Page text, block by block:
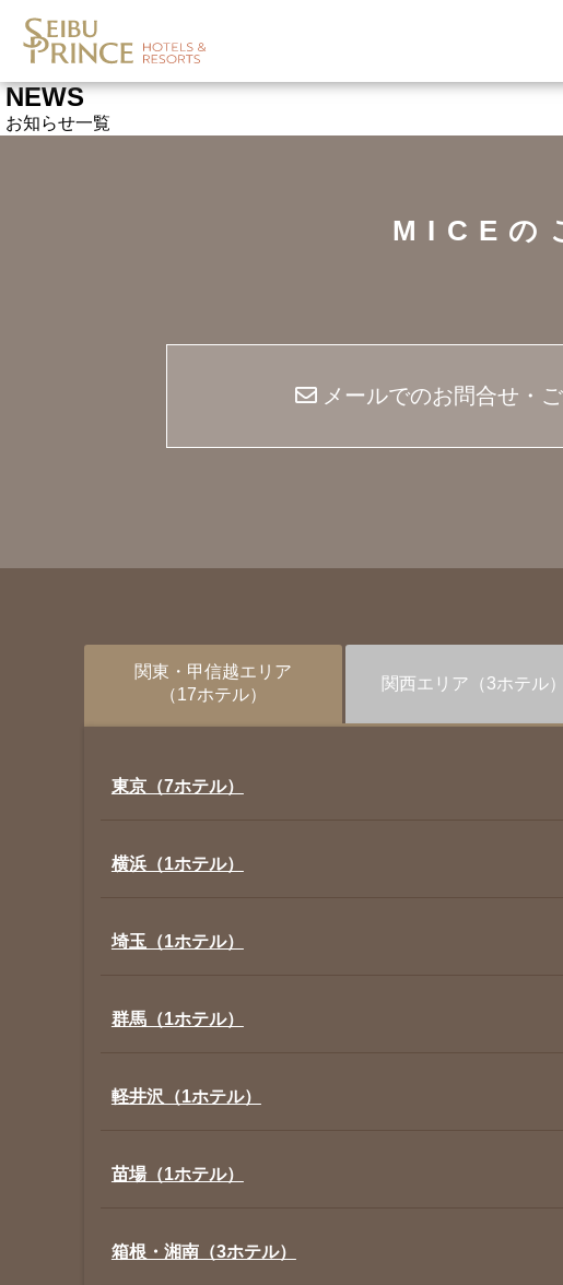
NEWS
お知らせ一覧
MICEの
メールでのお問合せ・
関東・甲信越エリア
（17ホテル）
東京（7ホテル）
横浜（1ホテル）
埼玉（1ホテル）
群馬（1ホテル）
軽井沢（1ホテル）
苗場（1ホテル）
箱根・湘南（3ホテル）
関西エリア （3ホテル）